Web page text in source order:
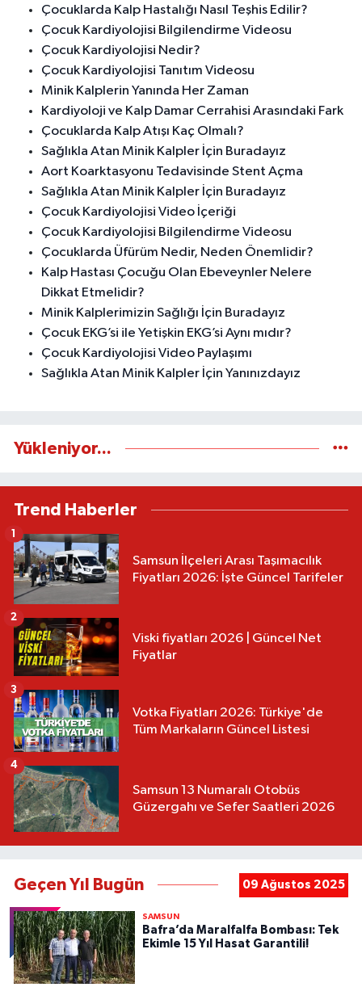
Çocuklarda Kalp Hastalığı Nasıl Teşhis Edilir?
Çocuk Kardiyolojisi Bilgilendirme Videosu
Çocuk Kardiyolojisi Nedir?
Çocuk Kardiyolojisi Tanıtım Videosu
Minik Kalplerin Yanında Her Zaman
Kardiyoloji ve Kalp Damar Cerrahisi Arasındaki Fark
Çocuklarda Kalp Atışı Kaç Olmalı?
Sağlıkla Atan Minik Kalpler İçin Buradayız
Aort Koarktasyonu Tedavisinde Stent Açma
Sağlıkla Atan Minik Kalpler İçin Buradayız
Çocuk Kardiyolojisi Video İçeriği
Çocuk Kardiyolojisi Bilgilendirme Videosu
Çocuklarda Üfürüm Nedir, Neden Önemlidir?
Kalp Hastası Çocuğu Olan Ebeveynler Nelere
Dikkat Etmelidir?
Minik Kalplerimizin Sağlığı İçin Buradayız
Çocuk EKG’si ile Yetişkin EKG’si Aynı mıdır?
Çocuk Kardiyolojisi Video Paylaşımı
Sağlıkla Atan Minik Kalpler İçin Yanınızdayız
Yükleniyor...
Trend Haberler
Samsun İlçeleri Arası Taşımacılık
Fiyatları 2026: İşte Güncel Tarifeler
1
Viski fiyatları 2026 | Güncel Net
Fiyatlar
2
Votka Fiyatları 2026: Türkiye'de
Tüm Markaların Güncel Listesi
3
Samsun 13 Numaralı Otobüs
Güzergahı ve Sefer Saatleri 2026
4
Geçen Yıl Bugün 09 Ağustos 2025
SAMSUN
Bafra’da Maralfalfa Bombası: Tek
Ekimle 15 Yıl Hasat Garantili!